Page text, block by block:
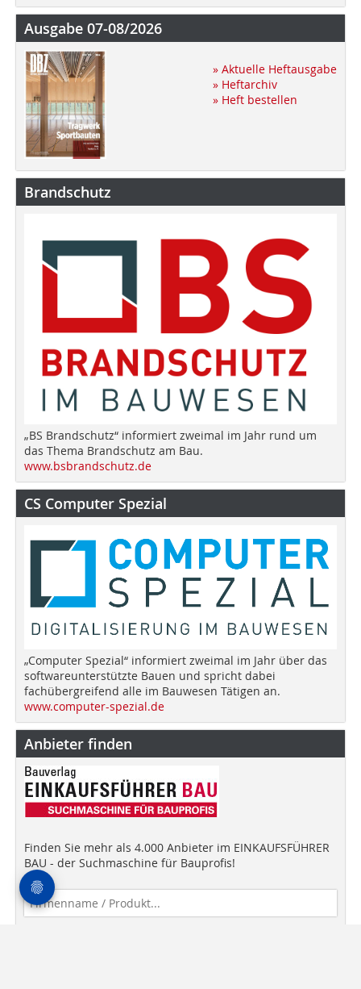
Ausgabe 07-08/2026
» Aktuelle Heftausgabe
» Heftarchiv
» Heft bestellen
Brandschutz
„BS Brandschutz“ informiert zweimal im Jahr rund um
das Thema Brandschutz am Bau.
www.bsbrandschutz.de
CS Computer Spezial
„Computer Spezial“ informiert zweimal im Jahr über das
softwareunterstützte Bauen und spricht dabei
fachübergreifend alle im Bauwesen Tätigen an.
www.computer-spezial.de
Anbieter finden
Finden Sie mehr als 4.000 Anbieter im EINKAUFSFÜHRER
BAU - der Suchmaschine für Bauprofis!